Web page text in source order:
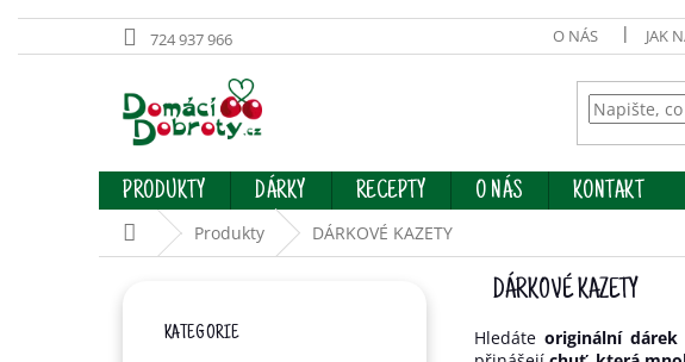
724 937 966 O NÁS JAK
PRODUKTY DÁRKY RECEPTY O NÁS KONTAKT
Domů Produkty DÁRKOVÉ KAZETY
kategorie
KATEGORIE
DÁRKOVÉ KAZETY
Hledáte originální